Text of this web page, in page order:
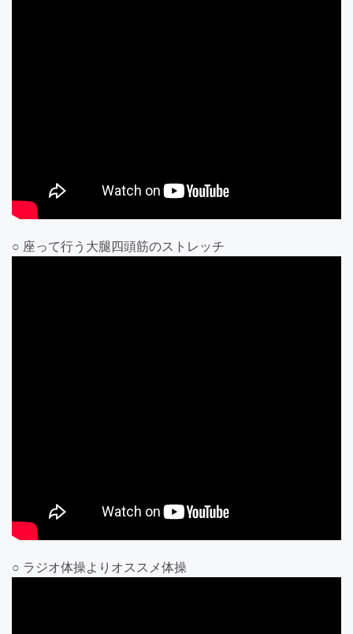
○ 座って行う大腿四頭筋のストレッチ
○ ラジオ体操よりオススメ体操